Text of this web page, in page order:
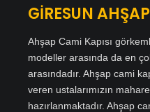
GİRESUN
Ahşap Cami Kapısı
modeller arasında da en
arasındadır. Ahşap cami
veren ustalarımızın
hazırlanmaktadır. Ahşap